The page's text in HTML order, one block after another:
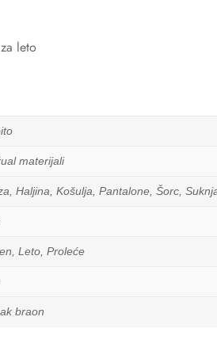
leto
materijali
Haljina, Košulja, Pantalone, Šorc,
Leto, Proleće
braon